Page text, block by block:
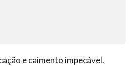
e caimento impecável.